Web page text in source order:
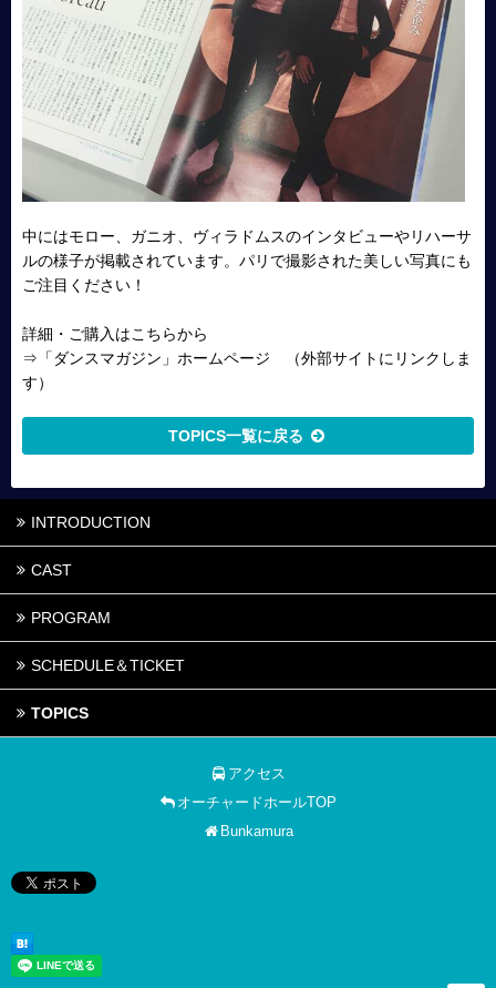
中にはモロー、ガニオ、ヴィラドムスのインタビューやリハーサ
ルの様子が掲載されています。パリで撮影された美しい写真にも
ご注目ください！
詳細・ご購入はこちらから
⇒ 「ダンスマガジン」ホームページ （外部サイトにリンクしま
す）
TOPICS一覧に戻る
INTRODUCTION
CAST
PROGRAM
SCHEDULE＆TICKET
TOPICS
アクセス
オーチャードホールTOP
Bunkamura